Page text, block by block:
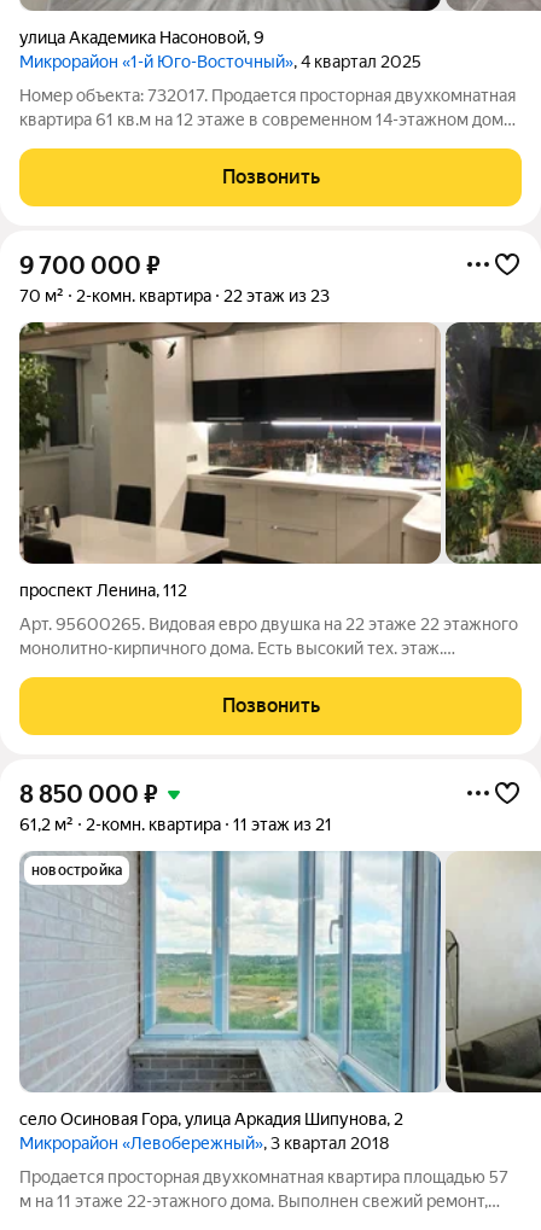
улица Академика Насоновой,9
Микрорайон «1-й Юго-Восточный», 4 квартал 2025
Номер объекта: 732017. Продается просторная двухкомнатная
квартира 61 кв.м на 12 этаже в современном 14-этажном доме
покупателей. Внутри вас ждет свежий современный ремонт,
выполненный с учетом
Позвонить
9 700 000 ₽
70 м² 2-комн. квартира 22 этаж из 23
проспект Ленина,112
Арт. 95600265. Видовая евро двушка на 22 этаже 22 этажного
монолитно-кирпичного дома. Есть высокий тех. этаж.
всегда с вами, не будет перекрыт новостроем. В доме: два
лифта, консьерж. Удобная
Позвонить
8 850 000 ₽
61,2 м² 2-комн. квартира 11 этаж из 21
новостройка
село Осиновая Гора,улица Аркадия Шипунова, 2
Микрорайон «Левобережный», 3 квартал 2018
Продается просторная двухкомнатная квартира площадью 57
м на 11 этаже 22-этажного дома. Выполнен свежий ремонт,